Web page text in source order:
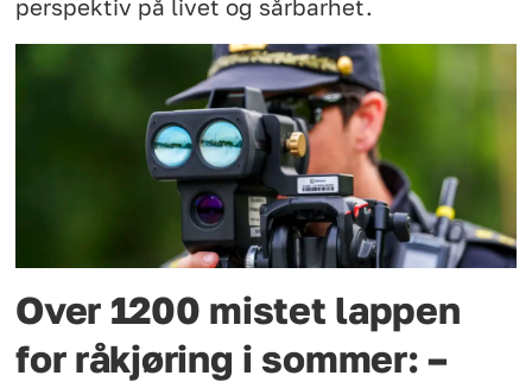
perspektiv på livet og sårbarhet.
Over 1200 mistet lappen
for råkjøring i sommer: –